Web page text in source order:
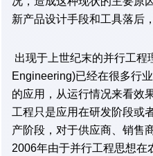
新产品设计手段和工具落后
出现于上世纪末的并行工程
Engineering)已经在很多行
的应用，从运行情况来看效
工程只是应用在研发阶段或
产阶段，对于供应商、销售
2006年由于并行工程思想在